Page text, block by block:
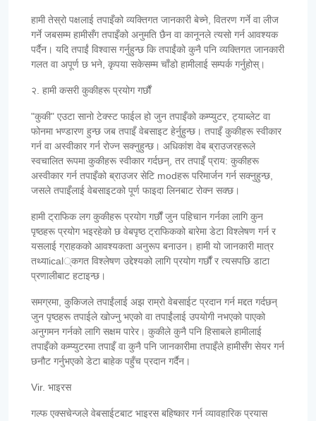
हामी तेस्रो पक्षलाई तपाइँको व्यक्तिगत जानकारी बेच्ने, वितरण गर्ने वा लीज
गर्ने जबसम्म हामीसँग तपाइँको अनुमति छैन वा कानूनले त्यसो गर्न आवश्यक
पर्दैन। यदि तपाईं विश्वास गर्नुहुन्छ कि तपाईंको कुनै पनि व्यक्तिगत जानकारी
गलत वा अपूर्ण छ भने, कृपया सकेसम्म चाँडो हामीलाई सम्पर्क गर्नुहोस्।
२. हामी कसरी कुकीहरू प्रयोग गर्छौं
"कुकी" एउटा सानो टेक्स्ट फाईल हो जुन तपाइँको कम्प्युटर, ट्याब्लेट वा
फोनमा भण्डारण हुन्छ जब तपाइँ वेबसाइट हेर्नुहुन्छ। तपाइँ कुकीहरू स्वीकार
गर्न वा अस्वीकार गर्न रोज्न सक्नुहुन्छ। अधिकांश वेब ब्राउजरहरूले
स्वचालित रूपमा कुकीहरू स्वीकार गर्दछन्, तर तपाइँ प्राय: कुकीहरू
अस्वीकार गर्न तपाइँको ब्राउजर सेटि modहरू परिमार्जन गर्न सक्नुहुन्छ,
जसले तपाइँलाई वेबसाइटको पूर्ण फाइदा लिनबाट रोक्न सक्छ।
हामी ट्राफिक लग कुकीहरू प्रयोग गर्छौं जुन पहिचान गर्नका लागि कुन
पृष्ठहरू प्रयोग भइरहेको छ वेबपृष्ठ ट्राफिकको बारेमा डेटा विश्लेषण गर्न र
यसलाई ग्राहकको आवश्यकता अनुरूप बनाउन। हामी यो जानकारी मात्र
तथ्याical्कगत विश्लेषण उद्देश्यको लागि प्रयोग गर्छौं र त्यसपछि डाटा
प्रणालीबाट हटाइन्छ।
समग्रमा, कुकिजले तपाईंलाई अझ राम्रो वेबसाईट प्रदान गर्न मद्दत गर्दछन्
जुन पृष्ठहरू तपाईले खोज्नु भएको वा तपाईंलाई उपयोगी नभएको पाएको
अनुगमन गर्नको लागि सक्षम पारेर। कुकीले कुनै पनि हिसाबले हामीलाई
तपाइँको कम्प्युटरमा तपाइँ वा कुनै पनि जानकारीमा तपाइँले हामीसँग सेयर गर्न
छनौट गर्नुभएको डेटा बाहेक पहुँच प्रदान गर्दैन।
Vir. भाइरस
गल्फ एक्सचेन्जले वेबसाईटबाट भाइरस बहिष्कार गर्न व्यावहारिक प्रयास